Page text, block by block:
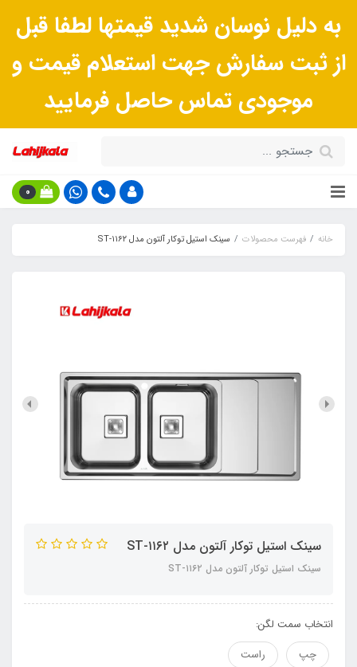
به دلیل نوسان شدید قیمتها لطفا قبل
از ثبت سفارش جهت استعلام قیمت و
موجودی تماس حاصل فرمایید
0
خانه فهرست محصولات سینک استیل توکار آلتون مدل ST-۱۱۶۲
سینک استیل توکار آلتون مدل ST-۱۱۶۲
سینک استیل توکار آلتون مدل ST-۱۱۶۲
انتخاب سمت لگن:
چپ
راست